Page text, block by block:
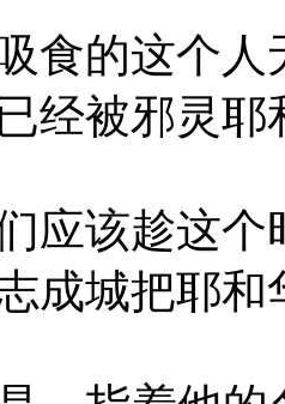
食的这个
经被邪灵耶
应该趁这
成城把耶和